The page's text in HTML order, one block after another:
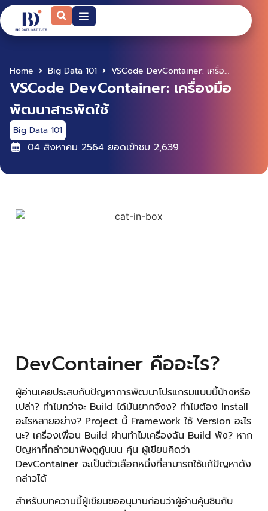
Home Big Data 101 VSCode DevContainer: เครื่องมือพัฒนาสารพัดใช้
VSCode DevContainer: เครื่องมือ
พัฒนาสารพัดใช้
Big Data 101
04 สิงหาคม 2564 ยอดเข้าชม 2,639
DevContainer คืออะไร?
ผู้อ่านเคยประสบกับปัญหาการพัฒนาโปรแกรมแบบนี้บ้างหรือ
เปล่า? ทำไมกว่าจะ Build ได้มันยากจังง? ทำไมต้อง Install
อะไรหลายอย่าง? Project นี้ Framework ใช้ Version อะไร
นะ? เครื่องเพื่อน Build ผ่านทำไมเครื่องฉัน Build พัง? หาก
ปัญหาที่กล่าวมาฟังดูคู้นนน คุ้น ผู้เขียนคิดว่า
DevContainer จะเป็นตัวเลือกหนึ่งที่สามารถใช้แก้ปัญหาดัง
กล่าวได้
สำหรับบทความนี้ผู้เขียนขออนุมานก่อนว่าผู้อ่านคุ้นชินกับ